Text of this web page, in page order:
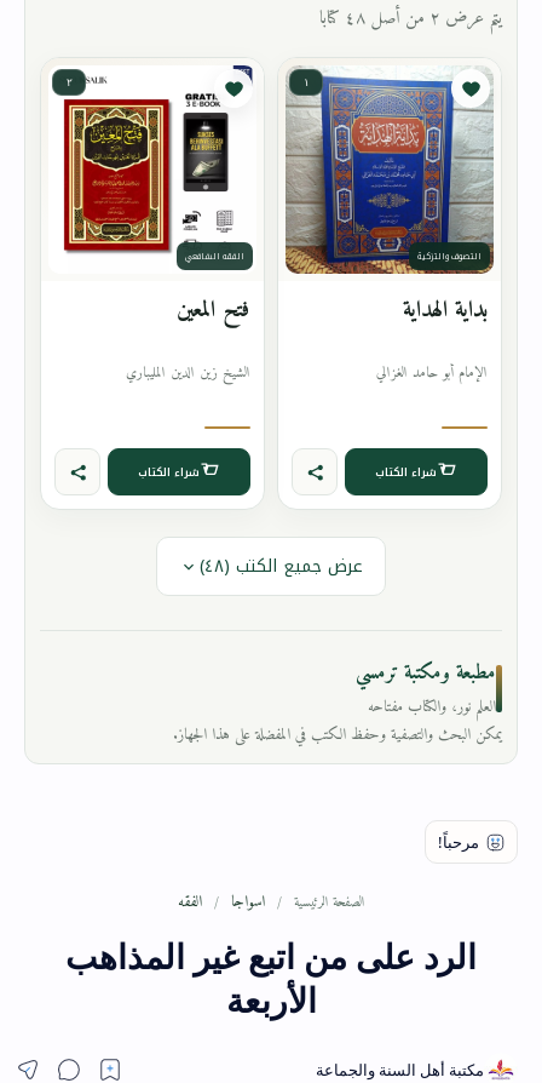
يتم عرض ٢ من أصل ٤٨ كتابا
١
التصوف والتزكية
بداية الهداية
الإمام أبو حامد الغزالي
شراء الكتاب
٢
الفقه الشافعي
فتح المعين
الشيخ زين الدين المليباري
شراء الكتاب
عرض جميع الكتب (٤٨)
مطبعة ومكتبة ترمسي
العلم نور، والكتاب مفتاحه
يمكن البحث والتصفية وحفظ الكتب في المفضلة على هذا الجهاز.
الصفحة الرئيسية اسواجا الفقه
الرد على من اتبع غير المذاهب
الأربعة